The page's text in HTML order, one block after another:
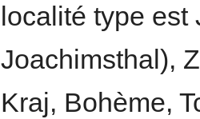
localité type est
Joachimsthal),
Kraj, Bohème,